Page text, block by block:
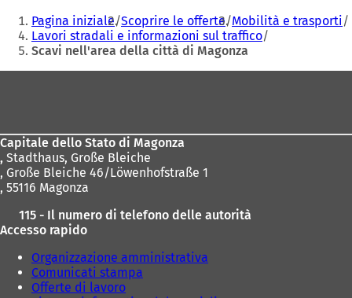
a
p
r
e
n
u
a
c
h
Siete
qui:
Pagina iniziale Scoprire le offerte Mobilità e trasporti
Lavori stradali e informazioni sul traffico
Scavi nell'area della città di Magonza
Capitale dello Stato di Magonza
, Stadthaus, Große Bleiche
, Große Bleiche 46/Löwenhofstraße 1
, 55116 Magonza
115 - Il numero di telefono delle autorità
Accesso rapido
Organizzazione amministrativa
Comunicati stampa
Offerte di lavoro